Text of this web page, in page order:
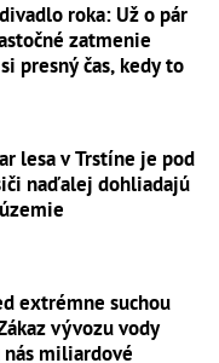
roka: Už o pár
zatmenie
presný čas, kedy to
lesa v Trstíne je pod
naďalej dohliadajú
extrémne suchou
vývozu vody
nás miliardové